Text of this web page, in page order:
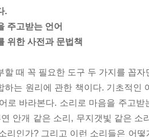
.
주고받는 언어
위한 사전과 문법책
할 때 꼭 필요한 도구 두 가지를 꼽
하는 원리에 관한 책이다. 기초적인
로 바라본다. 소리로 마음을 주고
안개 같은 소리, 무지갯빛 같은
리인가? 그리고 이런 소리들은 어